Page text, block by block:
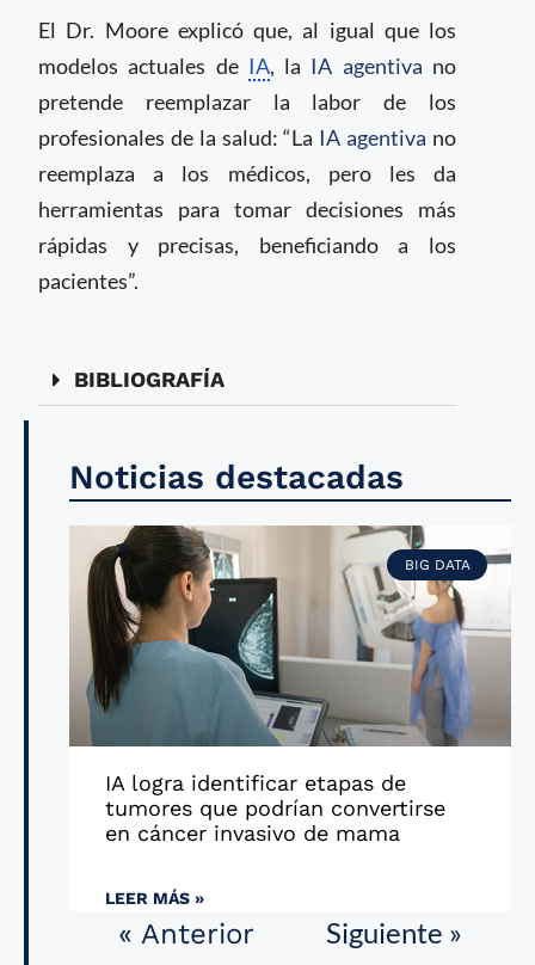
El Dr. Moore explicó que, al igual que los
modelos actuales de IA, la IA agentiva no
pretende reemplazar la labor de los
profesionales de la salud: “La IA agentiva no
reemplaza a los médicos, pero les da
herramientas para tomar decisiones más
rápidas y precisas, beneficiando a los
pacientes”.
BIBLIOGRAFÍA
Noticias destacadas
BIG DATA
IA logra identificar etapas de
tumores que podrían convertirse
en cáncer invasivo de mama
LEER MÁS »
« Anterior Siguiente »